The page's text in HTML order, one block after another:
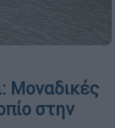
Μοναδικές
στην